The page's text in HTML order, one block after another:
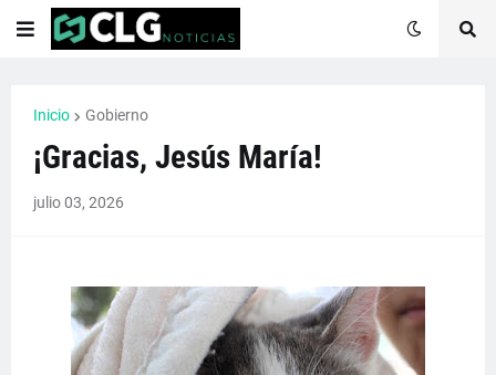
Inicio Gobierno
¡Gracias, Jesús María!
julio 03, 2026